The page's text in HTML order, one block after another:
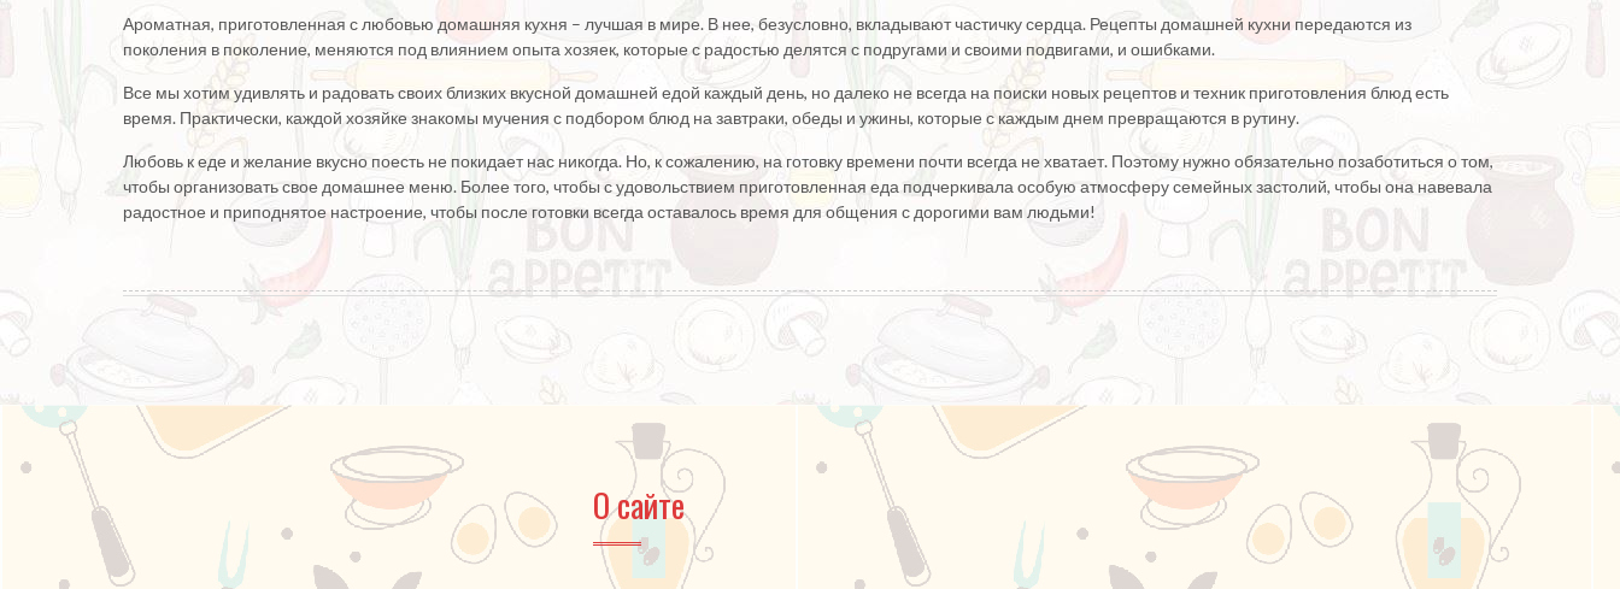
Ароматная, приготовленная с любовью домашняя кухня – лучшая в мире. В нее, безусловно, вкладывают частичку сердца. Рецепты домашней кухни передаются из
поколения в поколение, меняются под влиянием опыта хозяек, которые с радостью делятся с подругами и своими подвигами, и ошибками.
Все мы хотим удивлять и радовать своих близких вкусной домашней едой каждый день, но далеко не всегда на поиски новых рецептов и техник приготовления блюд есть
время. Практически, каждой хозяйке знакомы мучения с подбором блюд на завтраки, обеды и ужины, которые с каждым днем превращаются в рутину.
Любовь к еде и желание вкусно поесть не покидает нас никогда. Но, к сожалению, на готовку времени почти всегда не хватает. Поэтому нужно обязательно позаботиться о том,
чтобы организовать свое домашнее меню. Более того, чтобы с удовольствием приготовленная еда подчеркивала особую атмосферу семейных застолий, чтобы она навевала
радостное и приподнятое настроение, чтобы после готовки всегда оставалось время для общения с дорогими вам людьми!
О сайте